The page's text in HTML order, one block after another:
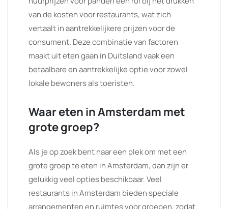
van de kosten voor restaurants, wat zich
vertaalt in aantrekkelijkere prijzen voor de
consument. Deze combinatie van factoren
maakt uit eten gaan in Duitsland vaak een
betaalbare en aantrekkelijke optie voor zowel
lokale bewoners als toeristen.
Waar eten in Amsterdam met
grote groep?
Als je op zoek bent naar een plek om met een
grote groep te eten in Amsterdam, dan zijn er
gelukkig veel opties beschikbaar. Veel
restaurants in Amsterdam bieden speciale
arrangementen en ruimtes voor groepen, zodat